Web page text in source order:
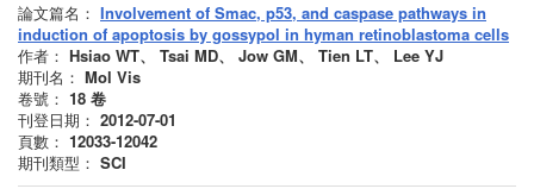
論文篇名： Involvement of Smac, p53, and caspase pathways in
induction of apoptosis by gossypol in hyman retinoblastoma cells
作者： Hsiao WT、 Tsai MD、 Jow GM、 Tien LT、 Lee YJ
期刊名： Mol Vis
卷號： 18 卷
刊登日期： 2012-07-01
頁數： 12033-12042
期刊類型： SCI